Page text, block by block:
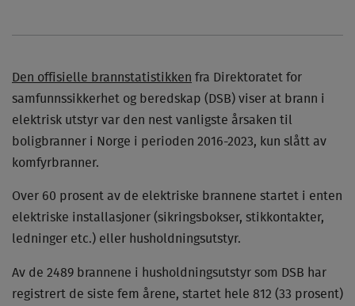
Den offisielle brannstatistikken fra Direktoratet for
samfunnssikkerhet og beredskap (DSB) viser at brann i
elektrisk utstyr var den nest vanligste årsaken til
boligbranner i Norge i perioden 2016-2023, kun slått av
komfyrbranner.
Over 60 prosent av de elektriske brannene startet i enten
elektriske installasjoner (sikringsbokser, stikkontakter,
ledninger etc.) eller husholdningsutstyr.
Av de 2489 brannene i husholdningsutstyr som DSB har
registrert de siste fem årene, startet hele 812 (33 prosent)